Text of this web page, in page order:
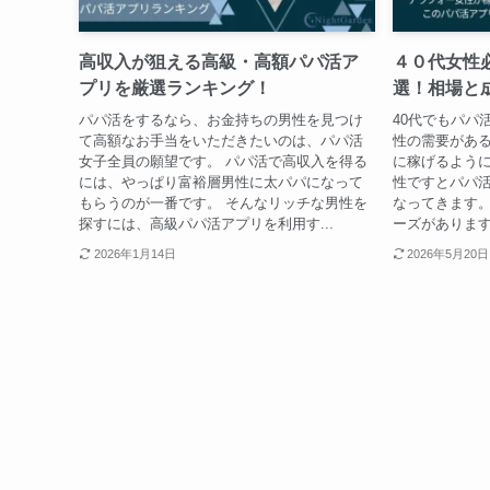
高収入が狙える高級・高額パパ活ア
プリを厳選ランキング！
パパ活をするなら、お金持ちの男性を見つけ
て高額なお手当をいただきたいのは、パパ活
女子全員の願望です。 パパ活で高収入を得る
には、やっぱり富裕層男性に太パパになって
もらうのが一番です。 そんなリッチな男性を
探すには、高級パパ活アプリを利用す...
2026年1月14日
４０代女性
選！相場と
40代でもパパ
性の需要があ
に稼げるよう
性ですとパパ
なってきます
ーズがありま
2026年5月20日